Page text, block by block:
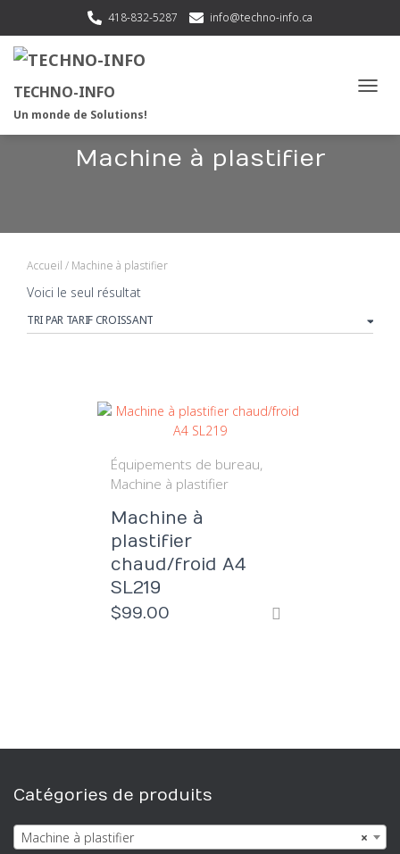
418-832-5287 info@techno-info.ca
TECHNO-INFO
Un monde de Solutions!
Machine à plastifier
Accueil / Machine à plastifier
Voici le seul résultat
Équipements de bureau
Machine à plastifier
Machine à
plastifier
chaud/froid A4
SL219
$99.00
Catégories de produits
×
Machine à plastifier